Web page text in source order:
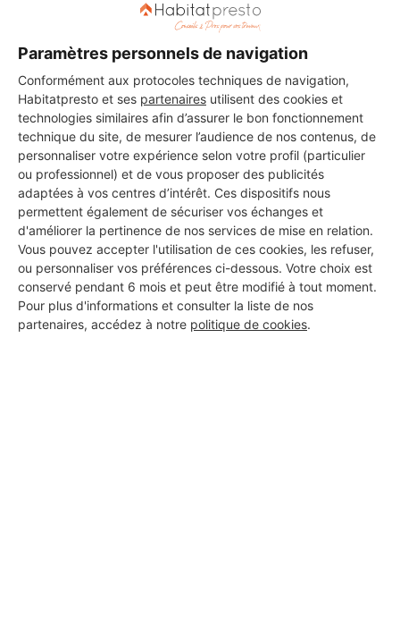
Paramètres personnels de navigation
Conformément aux protocoles techniques de navigation,
Habitatpresto et ses partenaires utilisent des cookies et
technologies similaires afin d’assurer le bon fonctionnement
technique du site, de mesurer l’audience de nos contenus, de
personnaliser votre expérience selon votre profil (particulier
ou professionnel) et de vous proposer des publicités
adaptées à vos centres d’intérêt. Ces dispositifs nous
permettent également de sécuriser vos échanges et
d'améliorer la pertinence de nos services de mise en relation.
Vous pouvez accepter l'utilisation de ces cookies, les refuser,
ou personnaliser vos préférences ci-dessous. Votre choix est
conservé pendant 6 mois et peut être modifié à tout moment.
Pour plus d'informations et consulter la liste de nos
partenaires, accédez à notre politique de cookies.
PAS LE TEMPS DE
CHERCHER ?
Vous souhaitez réaliser des travaux et ne savez quel professionnel
choisir ? Demandez des devis travauxauprès de notre réseau de 5 000
professionnels partout en France.
DEMANDER UN DEVIS